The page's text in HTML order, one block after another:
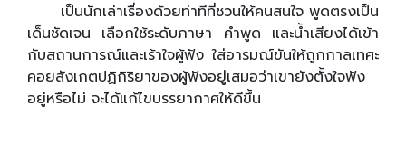
เป็นนักเล่าเรื่องด้วยท่าทีที่ชวนให้คนสนใจ พูดตรงเป็น
เด็นชัดเจน เลือกใช้ระดับภาษา คำพูด และน้ำเสียงได้เข้า
กับสถานการณ์และเร้าใจผู้ฟัง ใส่อารมณ์ขันให้ถูกกาลเทศะ
คอยสังเกตปฏิกิริยาของผู้ฟังอยู่เสมอว่าเขายังตั้งใจฟัง
อยู่หรือไม่ จะได้แก้ไขบรรยากาศให้ดีขึ้น